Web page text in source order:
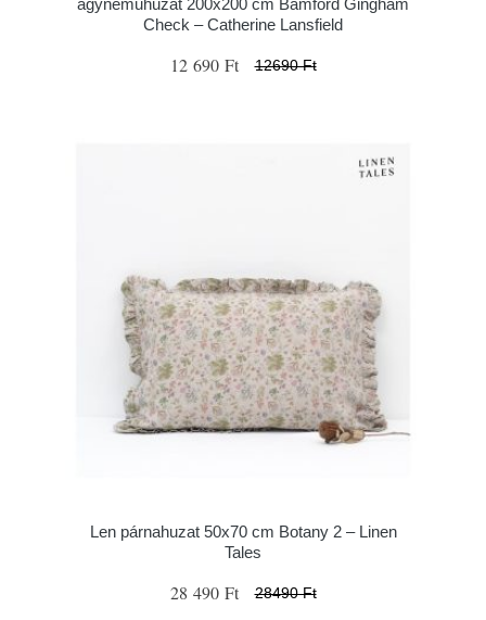
ágyneműhuzat 200x200 cm Bamford Gingham
Check – Catherine Lansfield
12 690 Ft 12690 Ft
Len párnahuzat 50x70 cm Botany 2 – Linen
Tales
28 490 Ft 28490 Ft